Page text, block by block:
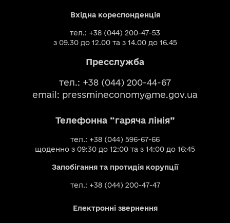
Вхідна кореспонденція
тел.: +38 (044) 200-47-53
з 09.30 до 12.00 та з 14.00 до 16.45
Пресслужба
тел.: +38 (044) 200-44-67
email: pressmineconomy@me.gov.ua
Телефонна “гаряча лінія”
тел.: +38 (044) 596-67-66
щоденно з 09:30 до 12:00 та з 14:00 до 16:45
Запобігання та протидія корупції
тел.: +38 (044) 200-47-47
Електронні звернення